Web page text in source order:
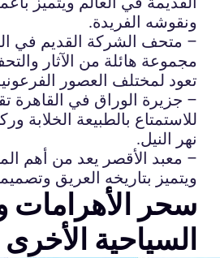
ونقوشه الفريدة.
– متحف الشركة القديم في
مجموعة هائلة من الآثار
تعود لمختلف العصور
– جزيرة الوراق في القاهرة
للاستمتاع بالطبيعة الخلابة
نهر النيل.
– معبد الأقصر يعد من أهم
ويتميز بتاريخه العريق
سحر الأهرامات
السياحية